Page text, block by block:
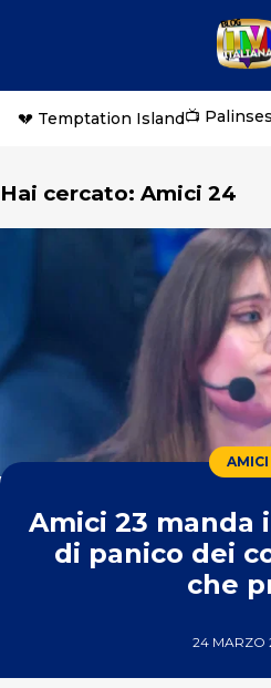
💔 Temptation Island📺
Hai cercato: Amici 24
AMICI
Amici 23 manda
di panico dei
che
24 MARZO